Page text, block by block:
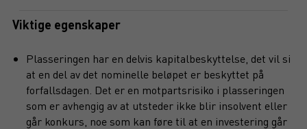
Viktige egenskaper
Plasseringen har en delvis kapitalbeskyttelse, det vil si
at en del av det nominelle beløpet er beskyttet på
forfallsdagen. Det er en motpartsrisiko i plasseringen
som er avhengig av at utsteder ikke blir insolvent eller
går konkurs, noe som kan føre til at en investering går